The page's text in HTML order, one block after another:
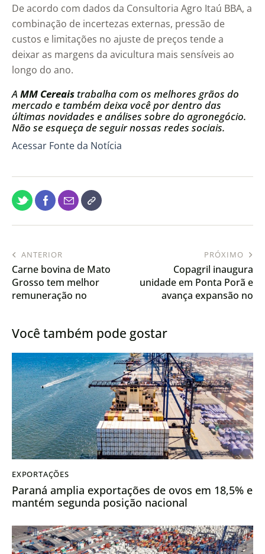
De acordo com dados da Consultoria Agro Itaú BBA, a
combinação de incertezas externas, pressão de
custos e limitações no ajuste de preços tende a
deixar as margens da avicultura mais sensíveis ao
longo do ano.
A MM Cereais trabalha com os melhores grãos do
mercado e também deixa você por dentro das
últimas novidades e análises sobre do agronegócio.
Não se esqueça de seguir nossas redes sociais.
Acessar Fonte da Notícia
ANTERIOR
Carne bovina de Mato
Grosso tem melhor
remuneração no
PRÓXIMO
Copagril inaugura
unidade em Ponta Porã e
avança expansão no
Você também pode gostar
EXPORTAÇÕES
Paraná amplia exportações de ovos em 18,5% e
mantém segunda posição nacional